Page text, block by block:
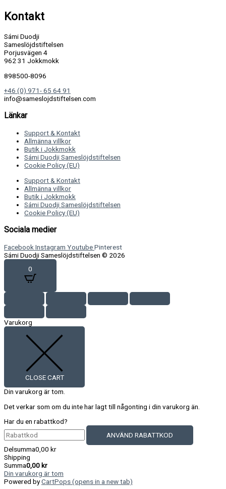
Kontakt
Sámi Duodji
Sameslöjdstiftelsen
Porjusvägen 4
962 31 Jokkmokk
898500-8096
+46 (0) 971- 65 64 91
info@sameslojdstiftelsen.com
Länkar
Support & Kontakt
Allmänna villkor
Butik i Jokkmokk
Sámi Duodji Sameslöjdstiftelsen
Cookie Policy (EU)
Support & Kontakt
Allmänna villkor
Butik i Jokkmokk
Sámi Duodji Sameslöjdstiftelsen
Cookie Policy (EU)
Sociala medier
Facebook Instagram YoutubePinterest
Sámi Duodji Sameslöjdstiftelsen © 2026
0
Varukorg
CLOSE CART
Din varukorg är tom.
Det verkar som om du inte har lagt till någonting i din varukorg än.
Har du en rabattkod?
ANVÄND RABATTKOD
Delsumma0,00 kr
Shipping
Summa0,00 kr
Din varukorg är tom
Powered byCartPops(opens in a new tab)